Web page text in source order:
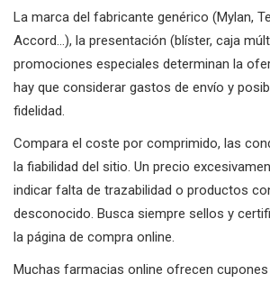
La marca del fabricante genérico (Mylan,
Accord…), la presentación (blíster, caja
promociones especiales determinan la
hay que considerar gastos de envío y
fidelidad.
Compara el coste por comprimido, las
la fiabilidad del sitio. Un precio
indicar falta de trazabilidad o productos
desconocido. Busca siempre sellos y
la página de compra online.
Muchas farmacias online ofrecen